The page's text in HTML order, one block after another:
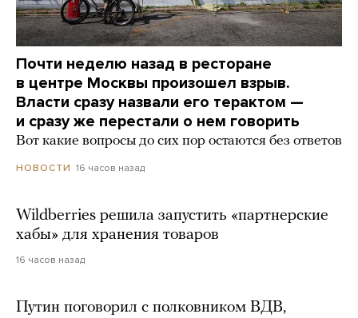
Почти неделю назад в ресторане
в центре Москвы произошел взрыв.
Власти сразу назвали его терактом —
и сразу же перестали о нем говорить
Вот какие вопросы до сих пор остаются без ответов
НОВОСТИ 16 часов назад
Wildberries решила запустить «партнерские
хабы» для хранения товаров
16 часов назад
Путин поговорил с полковником ВДВ,